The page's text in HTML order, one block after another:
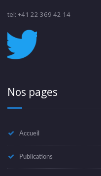
tel: +41 22 369 42 14
Nos pages
Accueil
Publications